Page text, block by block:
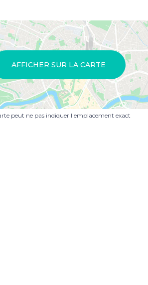
AFFICHER SUR LA CARTE
peut ne pas indiquer l'emplacement exact